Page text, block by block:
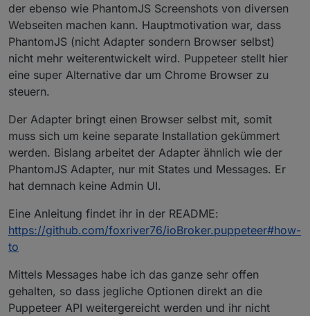
der ebenso wie PhantomJS Screenshots von diversen
Webseiten machen kann. Hauptmotivation war, dass
PhantomJS (nicht Adapter sondern Browser selbst)
nicht mehr weiterentwickelt wird. Puppeteer stellt hier
eine super Alternative dar um Chrome Browser zu
steuern.
Der Adapter bringt einen Browser selbst mit, somit
muss sich um keine separate Installation gekümmert
werden. Bislang arbeitet der Adapter ähnlich wie der
PhantomJS Adapter, nur mit States und Messages. Er
hat demnach keine Admin UI.
Eine Anleitung findet ihr in der README:
https://github.com/foxriver76/ioBroker.puppeteer#how-
to
Mittels Messages habe ich das ganze sehr offen
gehalten, so dass jegliche Optionen direkt an die
Puppeteer API weitergereicht werden und ihr nicht